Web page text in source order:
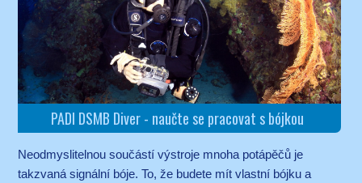
PADI DSMB Diver - naučte se pracovat s bójkou
Neodmyslitelnou součástí výstroje mnoha potápěčů je
takzvaná signální bóje. To, že budete mít vlastní bójku a